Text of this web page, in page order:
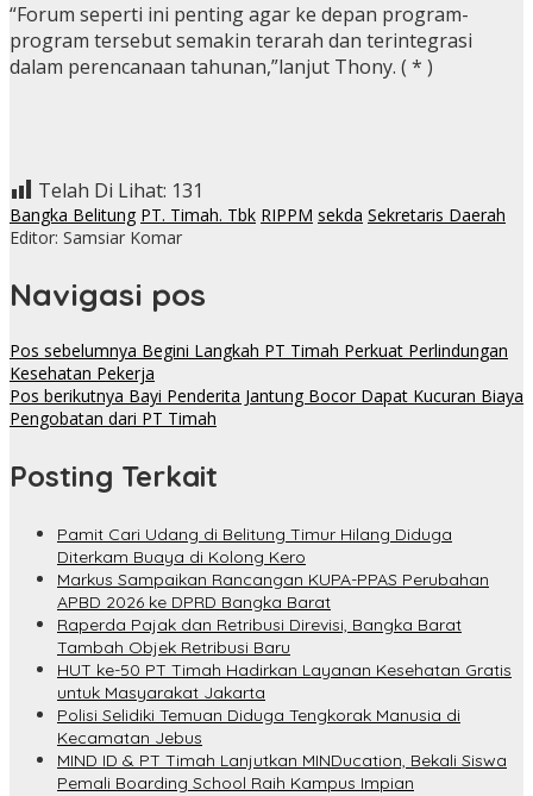
“Forum seperti ini penting agar ke depan program-
program tersebut semakin terarah dan terintegrasi
dalam perencanaan tahunan,”lanjut Thony. ( * )
Telah Di Lihat: 131
Bangka Belitung PT. Timah. Tbk RIPPM sekda Sekretaris Daerah
Editor: Samsiar Komar
Navigasi pos
Pos sebelumnya Begini Langkah PT Timah Perkuat Perlindungan
Kesehatan Pekerja
Pos berikutnya Bayi Penderita Jantung Bocor Dapat Kucuran Biaya
Pengobatan dari PT Timah
Posting Terkait
Pamit Cari Udang di Belitung Timur Hilang Diduga
Diterkam Buaya di Kolong Kero
Markus Sampaikan Rancangan KUPA-PPAS Perubahan
APBD 2026 ke DPRD Bangka Barat
Raperda Pajak dan Retribusi Direvisi, Bangka Barat
Tambah Objek Retribusi Baru
HUT ke-50 PT Timah Hadirkan Layanan Kesehatan Gratis
untuk Masyarakat Jakarta
Polisi Selidiki Temuan Diduga Tengkorak Manusia di
Kecamatan Jebus
MIND ID & PT Timah Lanjutkan MINDucation, Bekali Siswa
Pemali Boarding School Raih Kampus Impian